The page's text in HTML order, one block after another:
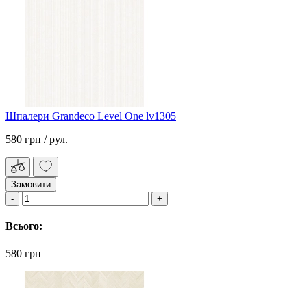
Шпалери Grandeco Level One lv1305
580 грн / рул.
Замовити
Всього:
580 грн